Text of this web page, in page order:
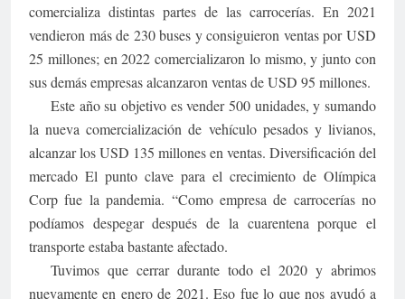
comercializa distintas partes de las carrocerías. En 2021
vendieron más de 230 buses y consiguieron ventas por USD
25 millones; en 2022 comercializaron lo mismo, y junto con
sus demás empresas alcanzaron ventas de USD 95 millones.
Este año su objetivo es vender 500 unidades, y sumando
la nueva comercialización de vehículo pesados y livianos,
alcanzar los USD 135 millones en ventas. Diversificación del
mercado El punto clave para el crecimiento de Olímpica
Corp fue la pandemia. “Como empresa de carrocerías no
podíamos despegar después de la cuarentena porque el
transporte estaba bastante afectado.
Tuvimos que cerrar durante todo el 2020 y abrimos
nuevamente en enero de 2021. Eso fue lo que nos ayudó a